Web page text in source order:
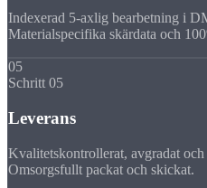
Indexerad 5-axlig bearbetning i
Materialspecifika skärdata och
05
Schritt 05
Leverans
Kvalitetskontrollerat, avgradat
Omsorgsfullt packat och skickat.